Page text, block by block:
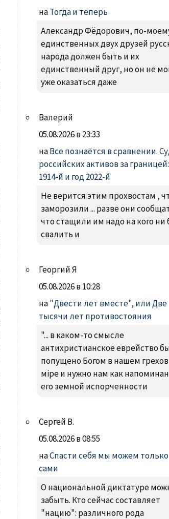
наТогда и теперь
Александр Фëдорович, по-
единственных двух друзей
народа должен быть и их
единственный друг, но он не
уже оказаться даже
Валерий
05.08.2026 в 23:33
наВсе познаётся в сравнении.
российских активов за
1914-й и год 2022-й
Не верится этим прохвостам ,
заморозили ... разве они
что стащили им надо на кого ни
свалить и
Георгий Я
05.08.2026 в 10:28
на"Двести лет вместе", или Две
тысячи лет противостояния
"... в каком-то смысле
антихристианское еврейство
попущено Богом в нашем
міре и нужно нам как
его земной испорченности
Сергей В.
05.08.2026 в 08:55
наСпасти себя мы можем только
сами
О национальной диктатуре
забыть. Кто сейчас составляет
"нацию": различного рода